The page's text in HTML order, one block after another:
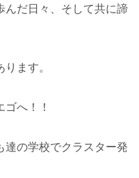
んだ日々、そして共に諦
ます。
へ！！
達の学校でクラスター発